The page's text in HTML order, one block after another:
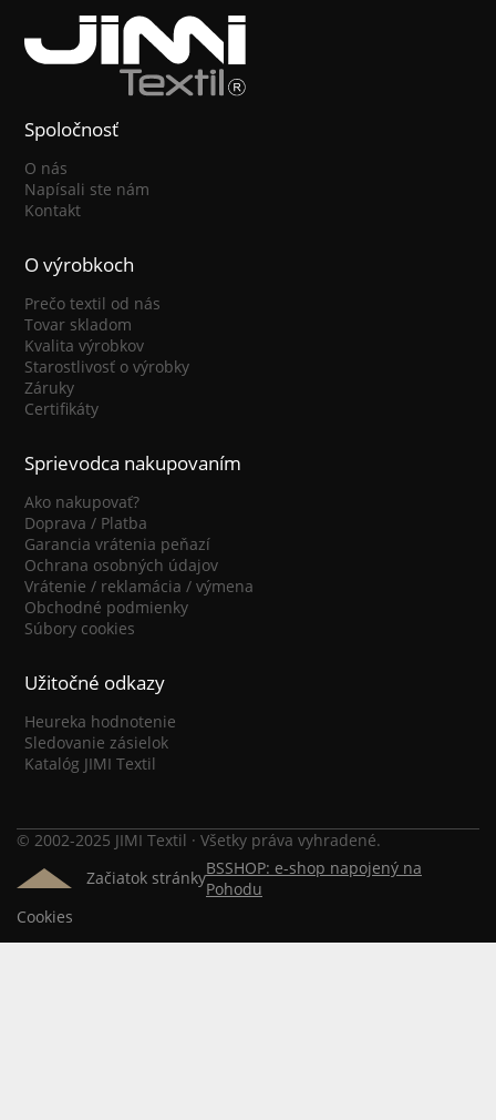
Spoločnosť
O nás
Napísali ste nám
Kontakt
O výrobkoch
Prečo textil od nás
Tovar skladom
Kvalita výrobkov
Starostlivosť o výrobky
Záruky
Certifikáty
Sprievodca nakupovaním
Ako nakupovať?
Doprava / Platba
Garancia vrátenia peňazí
Ochrana osobných údajov
Vrátenie / reklamácia / výmena
Obchodné podmienky
Súbory cookies
Užitočné odkazy
Heureka hodnotenie
Sledovanie zásielok
Katalóg JIMI Textil
© 2002-2025 JIMI Textil · Všetky práva vyhradené.
Začiatok stránkyBSSHOP: e-shop napojený na
Pohodu
Cookies